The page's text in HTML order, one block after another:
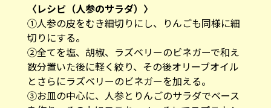
〈レシピ（人参のサラダ）〉
①人参の皮をむき細切りにし、りんごも同様に細
切りにする。
②全てを塩、胡椒、ラズベリーのビネガーで和え
数分置いた後に軽く絞り、その後オリーブオイル
とさらにラズベリーのビネガーを加える。
③お皿の中心に、人参とりんごのサラダでベース